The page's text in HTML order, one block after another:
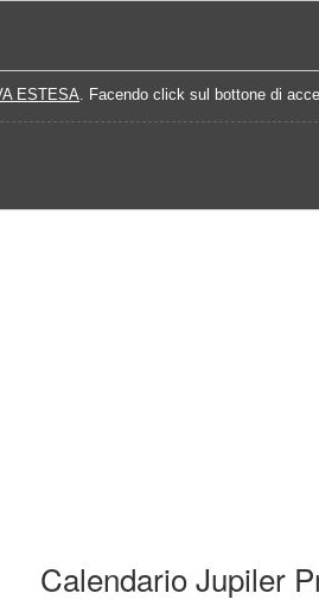
ESTESA. Facendo click sul bottone di
Calendario Jupiler